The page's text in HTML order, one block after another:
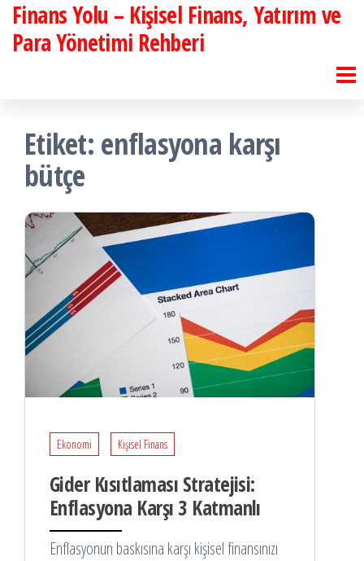
İçeriğe
atla
Finans Yolu – Kişisel Finans, Yatırım ve
Para Yönetimi Rehberi
Etiket: enflasyona karşı
bütçe
Ekonomi Kişisel Finans
Gider Kısıtlaması Stratejisi:
Enflasyona Karşı 3 Katmanlı
Enflasyonun baskısına karşı kişisel finansınızı